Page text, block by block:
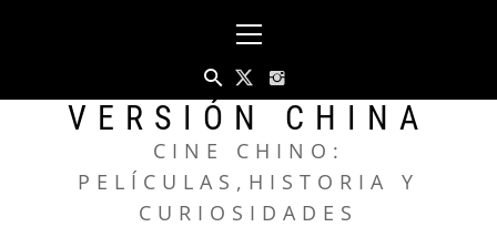
principal
VERSIÓN CHINA
CINE CHINO:
PELÍCULAS,HISTORIA Y
CURIOSIDADES